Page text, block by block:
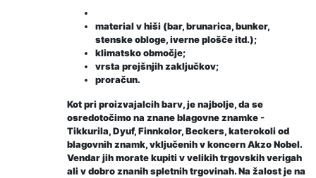
material v hiši (bar, brunarica, bunker,
stenske obloge, iverne plošče itd.);
klimatsko območje;
vrsta prejšnjih zaključkov;
proračun.
Kot pri proizvajalcih barv, je najbolje, da se
osredotočimo na znane blagovne znamke -
Tikkurila, Dyuf, Finnkolor, Beckers, katerokoli od
blagovnih znamk, vključenih v koncern Akzo Nobel.
Vendar jih morate kupiti v velikih trgovskih verigah
ali v dobro znanih spletnih trgovinah. Na žalost je na